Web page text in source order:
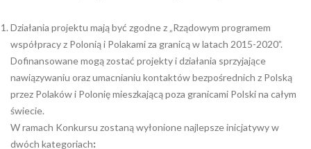
Działania projektu mają być zgodne z „Rządowym programem
współpracy z Polonią i Polakami za granicą w latach 2015-2020”.
Dofinansowane mogą zostać projekty i działania sprzyjające
nawiązywaniu oraz umacnianiu kontaktów bezpośrednich z Polską
przez Polaków i Polonię mieszkającą poza granicami Polski na całym
świecie.
W ramach Konkursu zostaną wyłonione najlepsze inicjatywy w
dwóch kategoriach: